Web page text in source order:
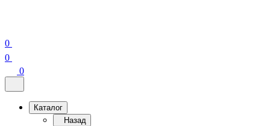
0
0
0
Каталог
Назад